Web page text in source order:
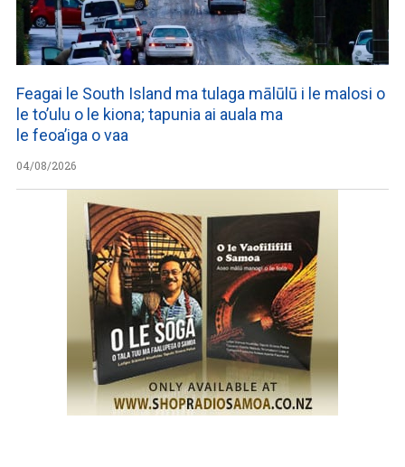
Feagai le South Island ma tulaga mālūlū i le malosi o
le to’ulu o le kiona; tapunia ai auala ma
le feoa’iga o vaa
04/08/2026